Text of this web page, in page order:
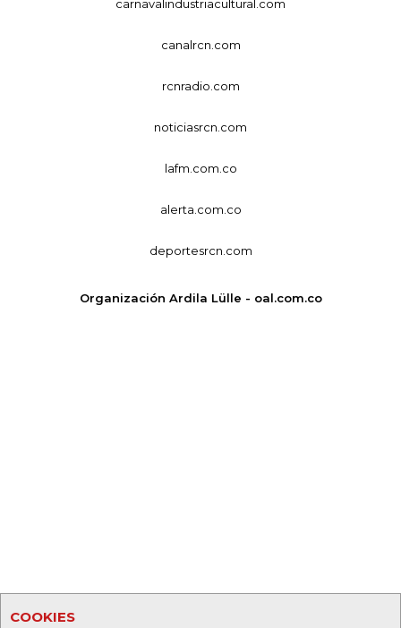
COOKIES
carnavalindustriacultural.com
canalrcn.com
rcnradio.com
noticiasrcn.com
lafm.com.co
alerta.com.co
deportesrcn.com
Organización Ardila Lülle - oal.com.co